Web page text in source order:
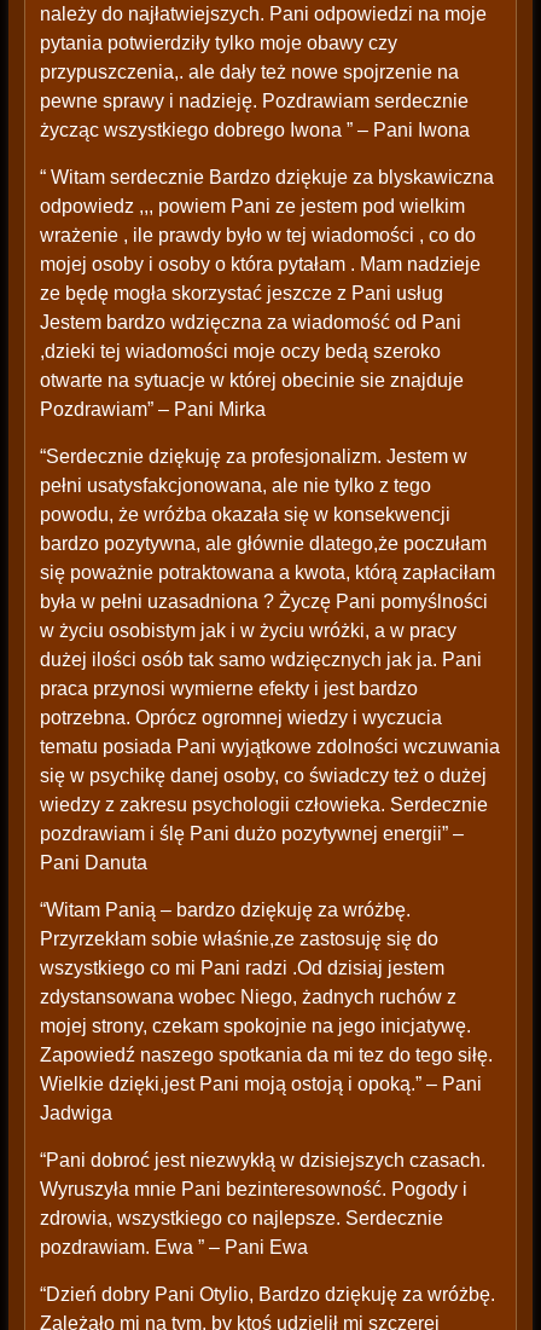
należy do najłatwiejszych. Pani odpowiedzi na moje
pytania potwierdziły tylko moje obawy czy
przypuszczenia,. ale dały też nowe spojrzenie na
pewne sprawy i nadzieję. Pozdrawiam serdecznie
życząc wszystkiego dobrego Iwona ” – Pani Iwona
“ Witam serdecznie Bardzo dziękuje za blyskawiczna
odpowiedz ,,, powiem Pani ze jestem pod wielkim
wrażenie , ile prawdy było w tej wiadomości , co do
mojej osoby i osoby o która pytałam . Mam nadzieje
ze będę mogła skorzystać jeszcze z Pani usług
Jestem bardzo wdzięczna za wiadomość od Pani
,dzieki tej wiadomości moje oczy bedą szeroko
otwarte na sytuacje w której obecinie sie znajduje
Pozdrawiam” – Pani Mirka
“Serdecznie dziękuję za profesjonalizm. Jestem w
pełni usatysfakcjonowana, ale nie tylko z tego
powodu, że wróżba okazała się w konsekwencji
bardzo pozytywna, ale głównie dlatego,że poczułam
się poważnie potraktowana a kwota, którą zapłaciłam
była w pełni uzasadniona ? Życzę Pani pomyślności
w życiu osobistym jak i w życiu wróżki, a w pracy
dużej ilości osób tak samo wdzięcznych jak ja. Pani
praca przynosi wymierne efekty i jest bardzo
potrzebna. Oprócz ogromnej wiedzy i wyczucia
tematu posiada Pani wyjątkowe zdolności wczuwania
się w psychikę danej osoby, co świadczy też o dużej
wiedzy z zakresu psychologii człowieka. Serdecznie
pozdrawiam i ślę Pani dużo pozytywnej energii” –
Pani Danuta
“Witam Panią – bardzo dziękuję za wróżbę.
Przyrzekłam sobie właśnie,ze zastosuję się do
wszystkiego co mi Pani radzi .Od dzisiaj jestem
zdystansowana wobec Niego, żadnych ruchów z
mojej strony, czekam spokojnie na jego inicjatywę.
Zapowiedź naszego spotkania da mi tez do tego siłę.
Wielkie dzięki,jest Pani moją ostoją i opoką.” – Pani
Jadwiga
“Pani dobroć jest niezwykłą w dzisiejszych czasach.
Wyruszyła mnie Pani bezinteresowność. Pogody i
zdrowia, wszystkiego co najlepsze. Serdecznie
pozdrawiam. Ewa ” – Pani Ewa
“Dzień dobry Pani Otylio, Bardzo dziękuję za wróżbę.
Zależało mi na tym, by ktoś udzielił mi szczerej